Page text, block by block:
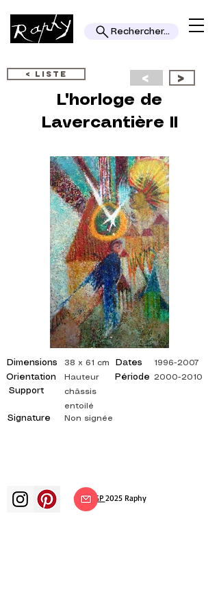
Rechercher...
< LISTE < >
L'horloge de
Lavercantière II
Dimensions
Orientation
Support
Signature
38 x 61 cm
Dates
Période
Hauteur
châssis
entoilé
Non signée
1996-2007
2000-2010
© ADAGP 2025 Raphy